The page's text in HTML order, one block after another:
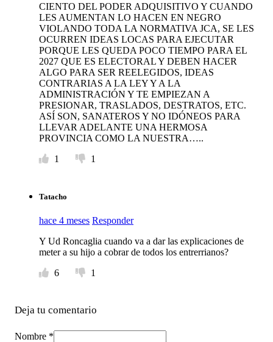
CIENTO DEL PODER ADQUISITIVO Y CUANDO
LES AUMENTAN LO HACEN EN NEGRO
VIOLANDO TODA LA NORMATIVA JCA, SE LES
OCURREN IDEAS LOCAS PARA EJECUTAR
PORQUE LES QUEDA POCO TIEMPO PARA EL
2027 QUE ES ELECTORAL Y DEBEN HACER
ALGO PARA SER REELEGIDOS, IDEAS
CONTRARIAS A LA LEY Y A LA
ADMINISTRACIÓN Y TE EMPIEZAN A
PRESIONAR, TRASLADOS, DESTRATOS, ETC.
ASÍ SON, SANATEROS Y NO IDÓNEOS PARA
LLEVAR ADELANTE UNA HERMOSA
PROVINCIA COMO LA NUESTRA…..
1
1
Tatacho
hace 4 meses Responder
Y Ud Roncaglia cuando va a dar las explicaciones de
meter a su hijo a cobrar de todos los entrerrianos?
6
1
Deja tu comentario
Nombre *